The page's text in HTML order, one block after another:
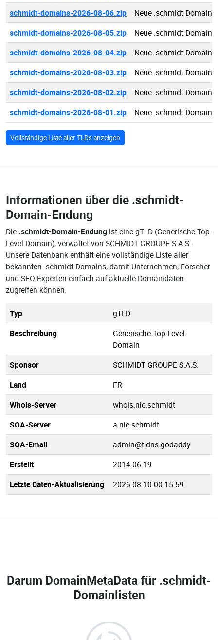
schmidt-domains-2026-08-06.zip
Neue .schmidt
schmidt-domains-2026-08-05.zip
Neue .schmidt
schmidt-domains-2026-08-04.zip
Neue .schmidt
schmidt-domains-2026-08-03.zip
Neue .schmidt
schmidt-domains-2026-08-02.zip
Neue .schmidt
schmidt-domains-2026-08-01.zip
Neue .schmidt
Vollständige Liste aller TLDs anzeigen
Informationen über die .schmidt-
Domain-Endung
Die .schmidt-Domain-Endung ist eine gTLD (Generische Top-
Level-Domain), verwaltet von SCHMIDT GROUPE S.A.S..
Unsere Datenbank enthält eine vollständige Liste aller
bekannten .schmidt-Domains, damit Unternehmen, Forscher
und SEO-Experten einfach auf aktuelle Domaindaten
zugreifen können.
Typ
gTLD
Beschreibung
Generische Top-Level-
Domain
Sponsor
SCHMIDT GROUPE S.A.S.
Land
FR
Whois-Server
whois.nic.schmidt
SOA-Server
a.nic.schmidt
SOA-Email
admin@tldns.godaddy
Erstellt
2014-06-19
Letzte Daten-Aktualisierung
2026-08-10 00:15:59
Darum DomainMetaData für .schmidt-
Domainlisten